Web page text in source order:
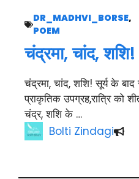
DR_MADHVI_BORSE,
POEM
चंद्रमा, चांद, शशि!
चंद्रमा, चांद, शशि! सूर्य के
प्राकृतिक उपग्रह,रात्रि को
चंद्र, शशि के …
Bolti Zindagi